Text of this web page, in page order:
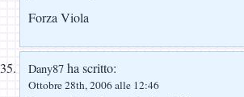
Forza Viola
Dany87 ha scritto:
Ottobre 28th, 2006 alle 12:46